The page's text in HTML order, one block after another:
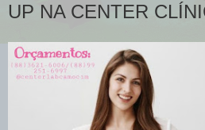
UP NA CENTER